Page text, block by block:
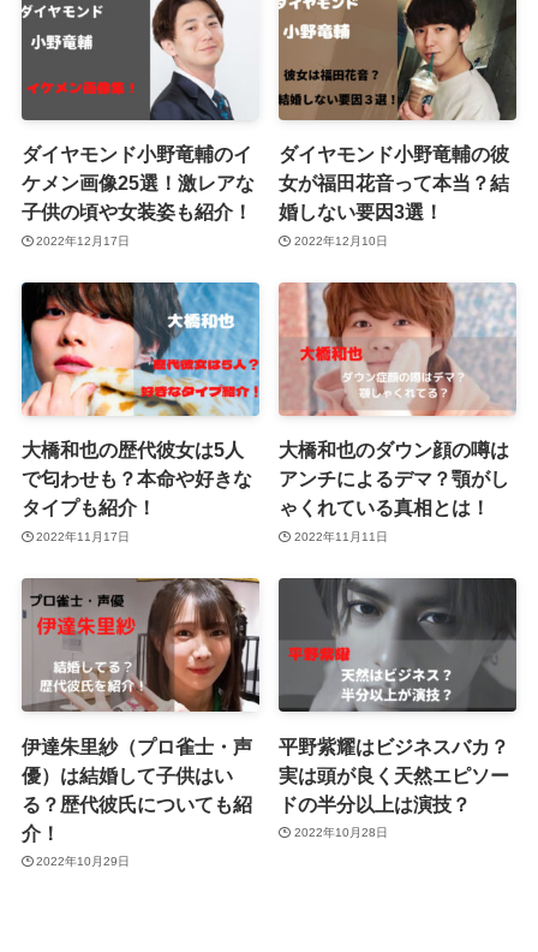
ダイヤモンド小野竜輔のイ
ケメン画像25選！激レアな
子供の頃や女装姿も紹介！
2022年12月17日
ダイヤモンド小野竜輔の彼
女が福田花音って本当？結
婚しない要因3選！
2022年12月10日
大橋和也の歴代彼女は5人
で匂わせも？本命や好きな
タイプも紹介！
2022年11月17日
大橋和也のダウン顔の噂は
アンチによるデマ？顎がし
ゃくれている真相とは！
2022年11月11日
伊達朱里紗（プロ雀士・声
優）は結婚して子供はい
る？歴代彼氏についても紹
介！
2022年10月29日
平野紫耀はビジネスバカ？
実は頭が良く天然エピソー
ドの半分以上は演技？
2022年10月28日